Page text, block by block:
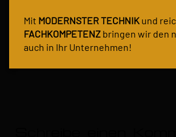
Mit MODERNSTER TECHNIK und
FACHKOMPETENZ bringen wir den
auch in Ihr Unternehmen!